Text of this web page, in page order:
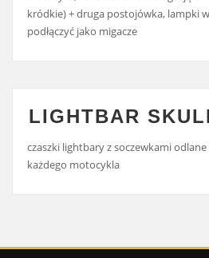
kródkie) + druga postojówka, lampki
podłączyć jako migacze
LIGHTBAR
czaszki lightbary z soczewkami
każdego motocykla